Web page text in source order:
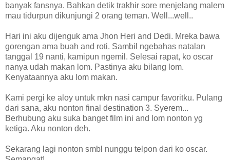
banyak fansnya. Bahkan detik trakhir sore menjelang malem
mau tidurpun dikunjungi 2 orang teman. Well...well..
Hari ini aku dijenguk ama Jhon Heri and Dedi. Mreka bawa
gorengan ama buah and roti. Sambil ngebahas natalan
tanggal 19 nanti, kamipun ngemil. Selesai rapat, ko oscar
nanya udah makan lom. Pastinya aku bilang lom.
Kenyataannya aku lom makan.
Kami pergi ke aloy untuk mkn nasi campur favoritku. Pulang
dari sana, aku nonton final destination 3. Syerem...
Berhubung aku suka banget film ini and lom nonton yg
ketiga. Aku nonton deh.
Sekarang lagi nonton smbl nunggu telpon dari ko oscar.